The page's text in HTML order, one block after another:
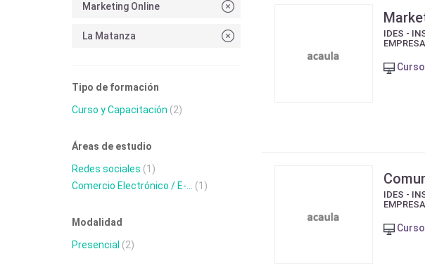
Marketing Online
La Matanza
Tipo de formación
Curso y Capacitación (2)
Áreas de estudio
Redes sociales (1)
Comercio Electrónico / E-...
(1)
Modalidad
Presencial (2)
IDES -
IDES -